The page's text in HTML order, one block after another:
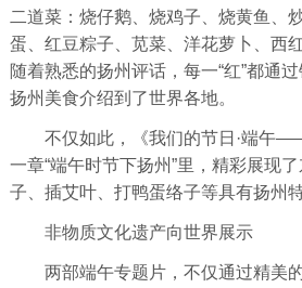
二道菜：烧仔鹅、烧鸡子、烧黄鱼、
蛋、红豆粽子、苋菜、洋花萝卜、西
随着熟悉的扬州评话，每一“红”都通
扬州美食介绍到了世界各地。
不仅如此，《我们的节日·端午
一章“端午时节下扬州”里，精彩展现
子、插艾叶、打鸭蛋络子等具有扬州
非物质文化遗产向世界展示
两部端午专题片，不仅通过精美的